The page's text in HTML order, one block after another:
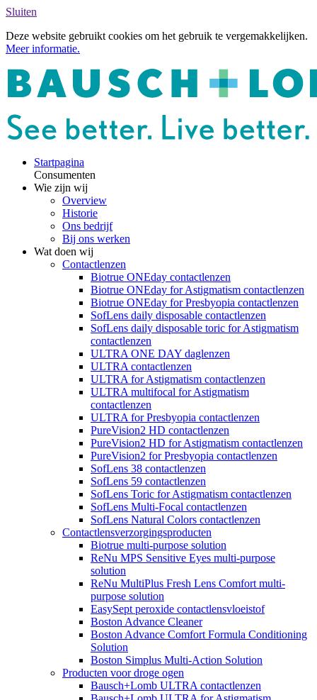
Sluiten
Deze website gebruikt cookies om het gebruik te vergemakkelijken.
Meer informatie.
Startpagina
Consumenten
Wie zijn wij
Overview
Historie
Ons bedrijf
Bij ons werken
Wat doen wij
Contactlenzen
Biotrue ONEday contactlenzen
Biotrue ONEday for Astigmatism contactlenzen
Biotrue ONEday for Presbyopia contactlenzen
SofLens daily disposable contactlenzen
SofLens daily disposable toric for Astigmatism
contactlenzen
ULTRA ONE DAY daglenzen
ULTRA contactlenzen
ULTRA for Astigmatism contactlenzen
ULTRA multifocal for Astigmatism
contactlenzen
ULTRA for Presbyopia contactlenzen
PureVision2 HD contactlenzen
PureVision2 HD for Astigmatism contactlenzen
PureVision2 for Presbyopia contactlenzen
SofLens 38 contactlenzen
SofLens 59 contactlenzen
SofLens Toric for Astigmatism contactlenzen
SofLens Multi-Focal contactlenzen
SofLens Natural Colors contactlenzen
Contactlensverzorgingsproducten
Biotrue multi-purpose solution
ReNu MPS Sensitive Eyes multi-purpose
solution
ReNu MultiPlus Fresh Lens Comfort multi-
purpose solution
EasySept peroxide contactlensvloeistof
Boston Advance Cleaner
Boston Advance Comfort Formula Conditioning
Solution
Boston Simplus Multi-Action Solution
Producten voor droge ogen
Bausch+Lomb ULTRA contactlenzen